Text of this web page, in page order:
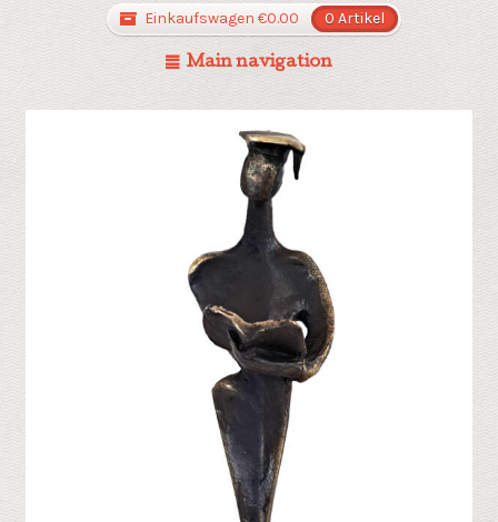
Einkaufswagen €0.00 0 Artikel
Main navigation